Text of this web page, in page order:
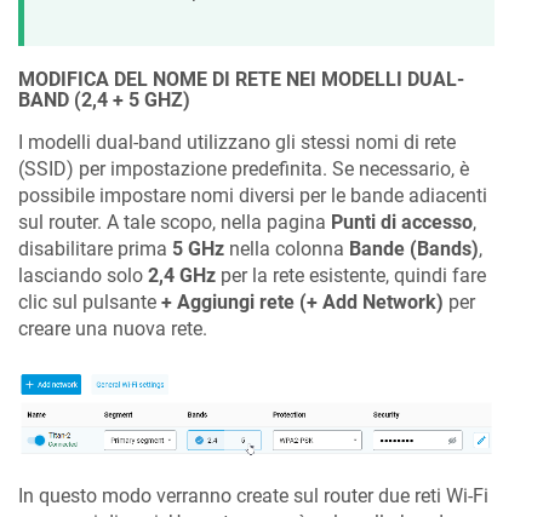
MODIFICA DEL NOME DI RETE NEI MODELLI DUAL-
BAND (2,4 + 5 GHZ)
I modelli dual-band utilizzano gli stessi nomi di rete
(SSID) per impostazione predefinita. Se necessario, è
possibile impostare nomi diversi per le bande adiacenti
sul router. A tale scopo, nella pagina Punti di accesso,
disabilitare prima 5 GHz nella colonna Bande (Bands),
lasciando solo 2,4 GHz per la rete esistente, quindi fare
clic sul pulsante + Aggiungi rete (+ Add Network) per
creare una nuova rete.
In questo modo verranno create sul router due reti Wi-Fi